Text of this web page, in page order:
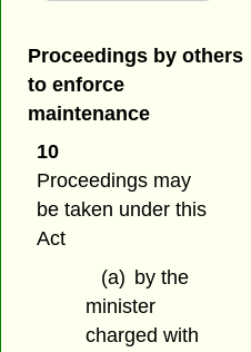
Proceedings by others
to enforce
maintenance
10
Proceedings may
be taken under this
Act
(a) by the
minister
charged with